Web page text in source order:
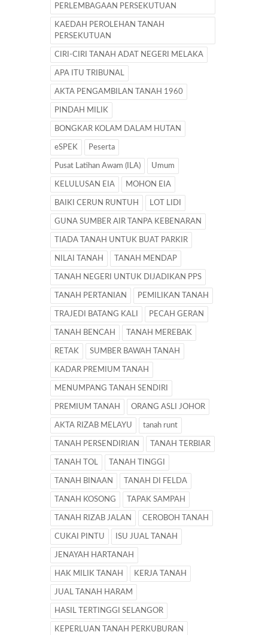
PERLEMBAGAAN PERSEKUTUAN
KAEDAH PEROLEHAN TANAH
PERSEKUTUAN
CIRI-CIRI TANAH ADAT NEGERI MELAKA
APA ITU TRIBUNAL
AKTA PENGAMBILAN TANAH 1960
PINDAH MILIK
BONGKAR KOLAM DALAM HUTAN
eSPEK Peserta
Pusat Latihan Awam (ILA) Umum
KELULUSAN EIA MOHON EIA
BAIKI CERUN RUNTUH LOT LIDI
GUNA SUMBER AIR TANPA KEBENARAN
TIADA TANAH UNTUK BUAT PARKIR
NILAI TANAH TANAH MENDAP
TANAH NEGERI UNTUK DIJADIKAN PPS
TANAH PERTANIAN PEMILIKAN TANAH
TRAJEDI BATANG KALI PECAH GERAN
TANAH BENCAH TANAH MEREBAK
RETAK SUMBER BAWAH TANAH
KADAR PREMIUM TANAH
MENUMPANG TANAH SENDIRI
PREMIUM TANAH ORANG ASLI JOHOR
AKTA RIZAB MELAYU tanah runt
TANAH PERSENDIRIAN TANAH TERBIAR
TANAH TOL TANAH TINGGI
TANAH BINAAN TANAH DI FELDA
TANAH KOSONG TAPAK SAMPAH
TANAH RIZAB JALAN CEROBOH TANAH
CUKAI PINTU ISU JUAL TANAH
JENAYAH HARTANAH
HAK MILIK TANAH KERJA TANAH
JUAL TANAH HARAM
HASIL TERTINGGI SELANGOR
KEPERLUAN TANAH PERKUBURAN